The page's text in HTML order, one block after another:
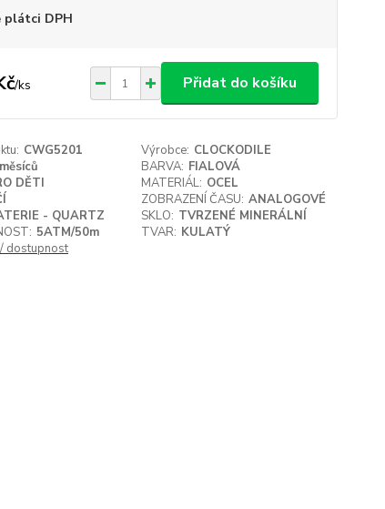
plátci DPH
/ks Přidat do košíku
CWG5201 Výrobce: CLOCKODILE
BARVA: FIALOVÁ
DĚTI MATERIÁL: OCEL
ZOBRAZENÍ ČASU: ANALOGOVÉ
- QUARTZ SKLO: TVRZENÉ MINERÁLNÍ
5ATM/50m TVAR: KULATÝ
dostupnost